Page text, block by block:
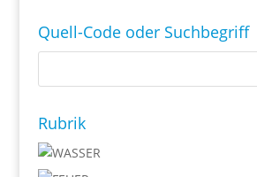
Quell-Code oder Suchbegriff
Rubrik